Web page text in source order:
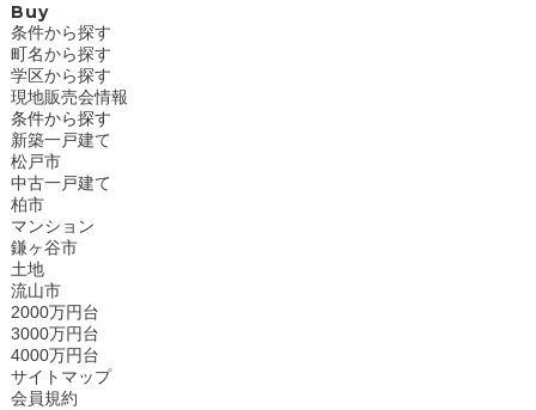
Buy
条件から探す
町名から探す
学区から探す
現地販売会情報
条件から探す
新築一戸建て
松戸市
中古一戸建て
柏市
マンション
鎌ヶ谷市
土地
流山市
2000万円台
3000万円台
4000万円台
サイトマップ
会員規約